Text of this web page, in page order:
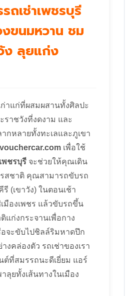
ถเช่าเพชรบุรี
งขนมหวาน ชม
ง ลุยแก่ง
ก่าแก่ที่ผสมผสานทั้งศิลปะ
าชวังที่งดงาม และ
กหลายทั้งทะเลและภูเขา
vouchercar.com เพื่อใช้
พชรบุรี จะช่วยให้คุณเดิน
สชาติ คุณสามารถขับรถ
(เขาวัง) ในตอนเช้า
มืองเพชร แล้วขับรถขึ้น
แก่งกระจานเพื่อกาง
อจะขับไปชิลล์ริมหาดปึก
งคล่องตัว รถเช่าของเรา
ต์ที่สมรรถนะดีเยี่ยม แอร์
ลุยทั้งเส้นทางในเมือง